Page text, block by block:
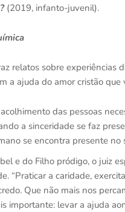
(2019, infanto-juvenil).
relatos sobre experiências
a ajuda do amor cristão que
das pessoas
a sinceridade se faz
se encontra presente no
e do Filho pródigo, o juiz
“Praticar a caridade,
Que não mais nos
importante: levar a ajuda